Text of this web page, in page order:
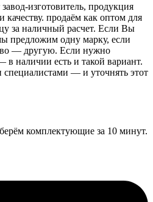
изготовитель, продукция
качеству. продаём как оптом для
за наличный расчет. Если Вы
предложим одну марку, если
— другую. Если нужно
наличии есть и такой вариант.
— и уточнять этот
комплектующие за 10 минут.